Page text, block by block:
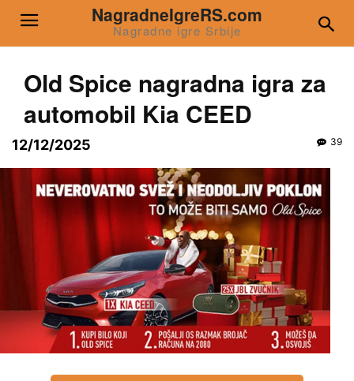
NagradneIgreRS.com
Nagradne igre Srbije
Old Spice nagradna igra za
automobil Kia CEED
12/12/2025 39